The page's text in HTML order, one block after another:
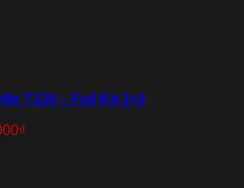
T120 – Full Kit 2>2
₫